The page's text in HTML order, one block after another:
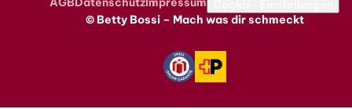
Metanavigation
© Betty Bossi – Mach was dir schmeckt